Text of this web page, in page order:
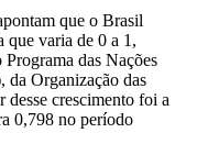
que o Brasil
que varia de 0 a 1,
das Nações
Organização das
crescimento foi a
0,798 no período